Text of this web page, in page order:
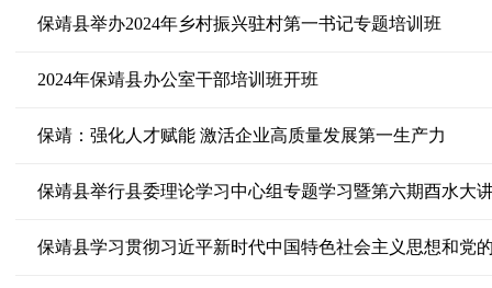
保靖县举办2024年乡村振兴驻村第一书记专题培训班
2024年保靖县办公室干部培训班开班
保靖：强化人才赋能 激活企业高质量发展第一生产力
保靖县举行县委理论学习中心组专题学习暨第六期酉水大